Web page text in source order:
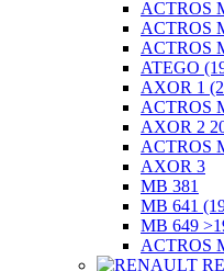
ACTROS
ACTROS
ACTROS
ATEGO
AXOR 1
ACTROS
AXOR 2
ACTROS
AXOR 3
MB 381
MB 641
MB 649
ACTROS